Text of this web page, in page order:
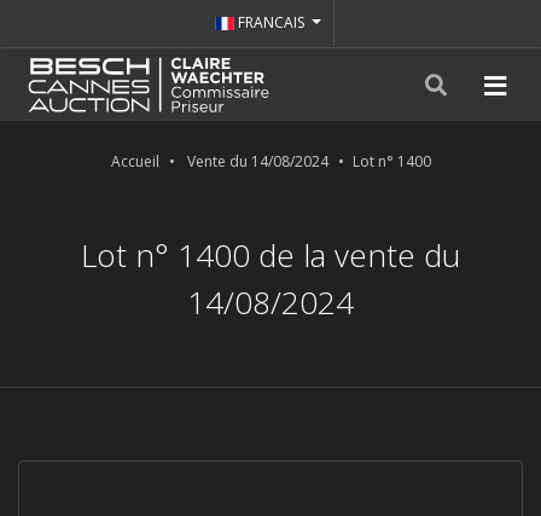
FRANCAIS
Accueil Vente du 14/08/2024 Lot n° 1400
Lot n° 1400 de la vente du
14/08/2024